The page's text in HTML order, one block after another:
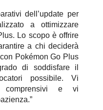
dell’update per
a ottimizzare
Lo scopo è offrire
a chi deciderà
Pokémon Go Plus
di soddisfare il
possibile. Vi
comprensivi e vi